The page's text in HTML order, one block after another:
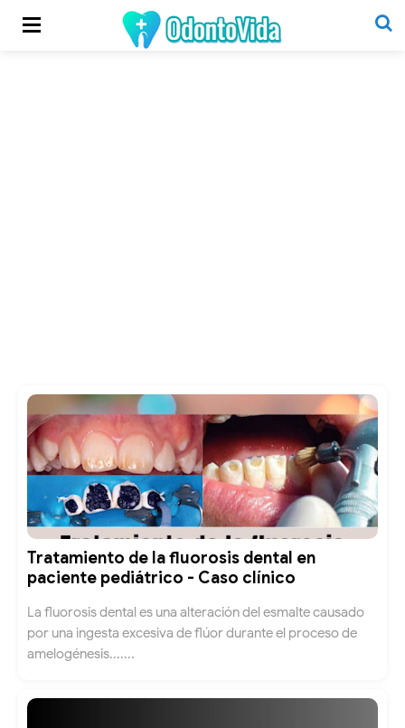
Tratamiento de la fluorosis dental en
paciente pediátrico - Caso clínico
La fluorosis dental es una alteración del esmalte causado
por una ingesta excesiva de flúor durante el proceso de
amelogénesis.......